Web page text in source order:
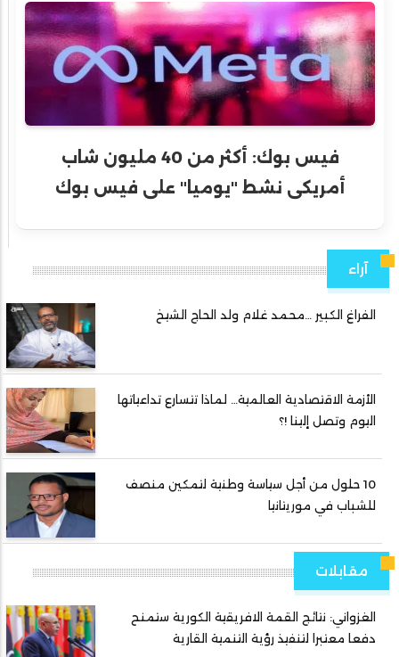
فيس بوك: أكثر من 40 مليون شاب
أمريكى نشط "يوميا" على فيس بوك
آراء
الفراغ الكبير …محمد غلام ولد الحاج الشيخ
الأزمة الاقتصادية العالمية… لماذا تتسارع تداعياتها
اليوم وتصل إلينا !؟
10 حلول من أجل سياسة وطنية لتمكين منصف
للشباب في موريتانيا
مقابلات
الغزواني: نتائج القمة الافريقية الكورية ستمنح
دفعا معتبرا لتنفيذ رؤية التنمية القارية